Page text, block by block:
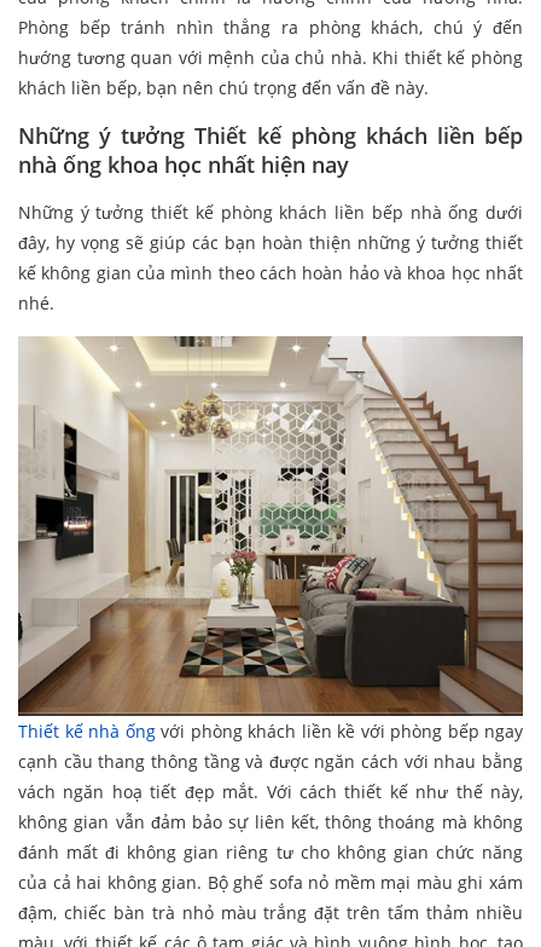
Phòng bếp tránh nhìn thẳng ra phòng khách, chú ý đến
hướng tương quan với mệnh của chủ nhà. Khi thiết kế phòng
khách liền bếp, bạn nên chú trọng đến vấn đề này.
Những ý tưởng Thiết kế phòng khách liền bếp
nhà ống khoa học nhất hiện nay
Những ý tưởng thiết kế phòng khách liền bếp nhà ống dưới
đây, hy vọng sẽ giúp các bạn hoàn thiện những ý tưởng thiết
kế không gian của mình theo cách hoàn hảo và khoa học nhất
nhé.
Thiết kế nhà ốngvới phòng khách liền kề với phòng bếp ngay
cạnh cầu thang thông tầng và được ngăn cách với nhau bằng
vách ngăn hoạ tiết đẹp mắt. Với cách thiết kế như thế này,
không gian vẫn đảm bảo sự liên kết, thông thoáng mà không
đánh mất đi không gian riêng tư cho không gian chức năng
của cả hai không gian. Bộ ghế sofa nỏ mềm mại màu ghi xám
đậm, chiếc bàn trà nhỏ màu trắng đặt trên tấm thảm nhiều